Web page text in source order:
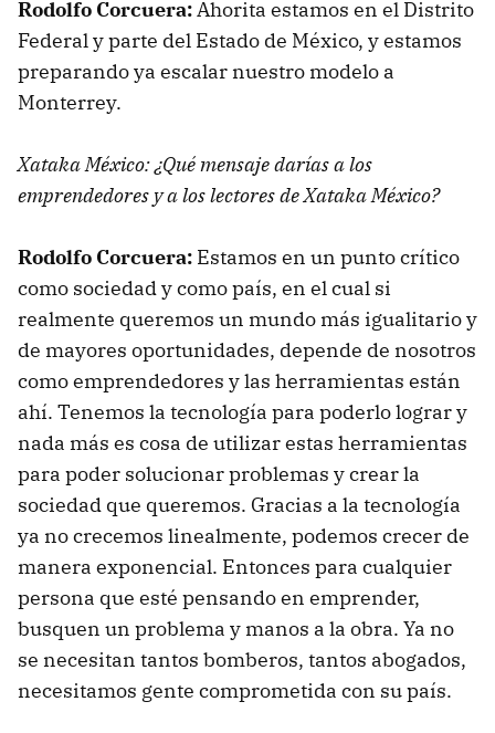
Rodolfo Corcuera: Ahorita estamos en el Distrito
Federal y parte del Estado de México, y estamos
preparando ya escalar nuestro modelo a
Monterrey.
Xataka México: ¿Qué mensaje darías a los
emprendedores y a los lectores de Xataka México?
Rodolfo Corcuera: Estamos en un punto crítico
como sociedad y como país, en el cual si
realmente queremos un mundo más igualitario y
de mayores oportunidades, depende de nosotros
como emprendedores y las herramientas están
ahí. Tenemos la tecnología para poderlo lograr y
nada más es cosa de utilizar estas herramientas
para poder solucionar problemas y crear la
sociedad que queremos. Gracias a la tecnología
ya no crecemos linealmente, podemos crecer de
manera exponencial. Entonces para cualquier
persona que esté pensando en emprender,
busquen un problema y manos a la obra. Ya no
se necesitan tantos bomberos, tantos abogados,
necesitamos gente comprometida con su país.